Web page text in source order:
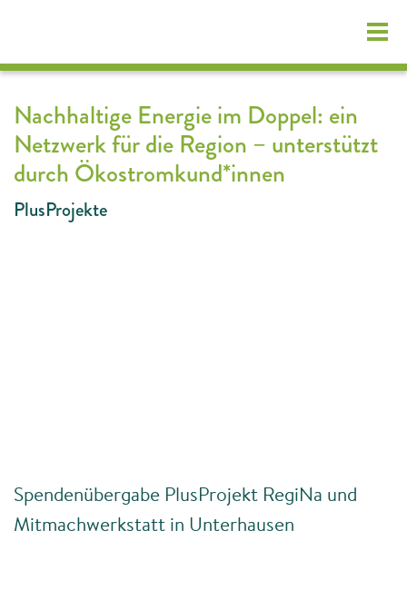
Login Kundenportal
Nachhaltige Energie im Doppel: ein
Netzwerk für die Region – unterstützt
durch Ökostromkund*innen
PlusProjekte
Spendenübergabe PlusProjekt RegiNa und
Mitmachwerkstatt in Unterhausen